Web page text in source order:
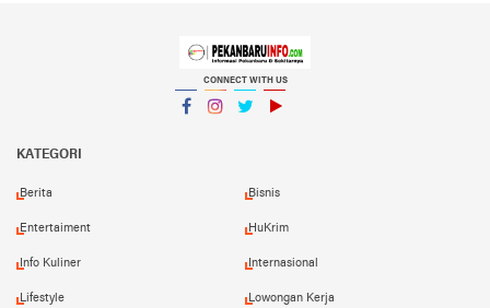
CONNECT WITH US
KATEGORI
Berita Bisnis
Entertaiment HuKrim
Info Kuliner Internasional
Lifestyle Lowongan Kerja